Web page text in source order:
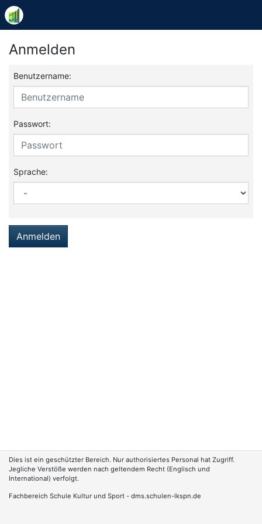
Anmelden
Benutzername:
Passwort:
Sprache:
Anmelden
Dies ist ein geschützter Bereich. Nur authorisiertes Personal hat Zugriff.
Jegliche Verstöße werden nach geltendem Recht (Englisch und
International) verfolgt.
Fachbereich Schule Kultur und Sport - dms.schulen-lkspn.de